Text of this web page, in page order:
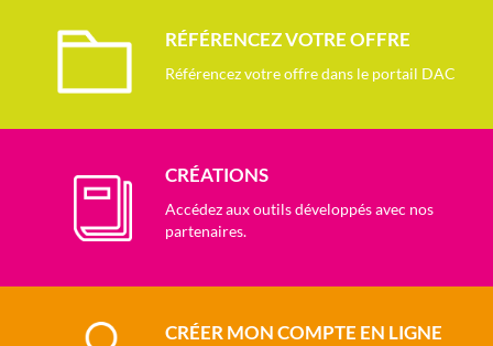
RÉFÉRENCEZ VOTRE OFFRE
Référencez votre offre dans le portail DAC
CRÉATIONS
Accédez aux outils développés avec nos
partenaires.
CRÉER MON COMPTE EN LIGNE